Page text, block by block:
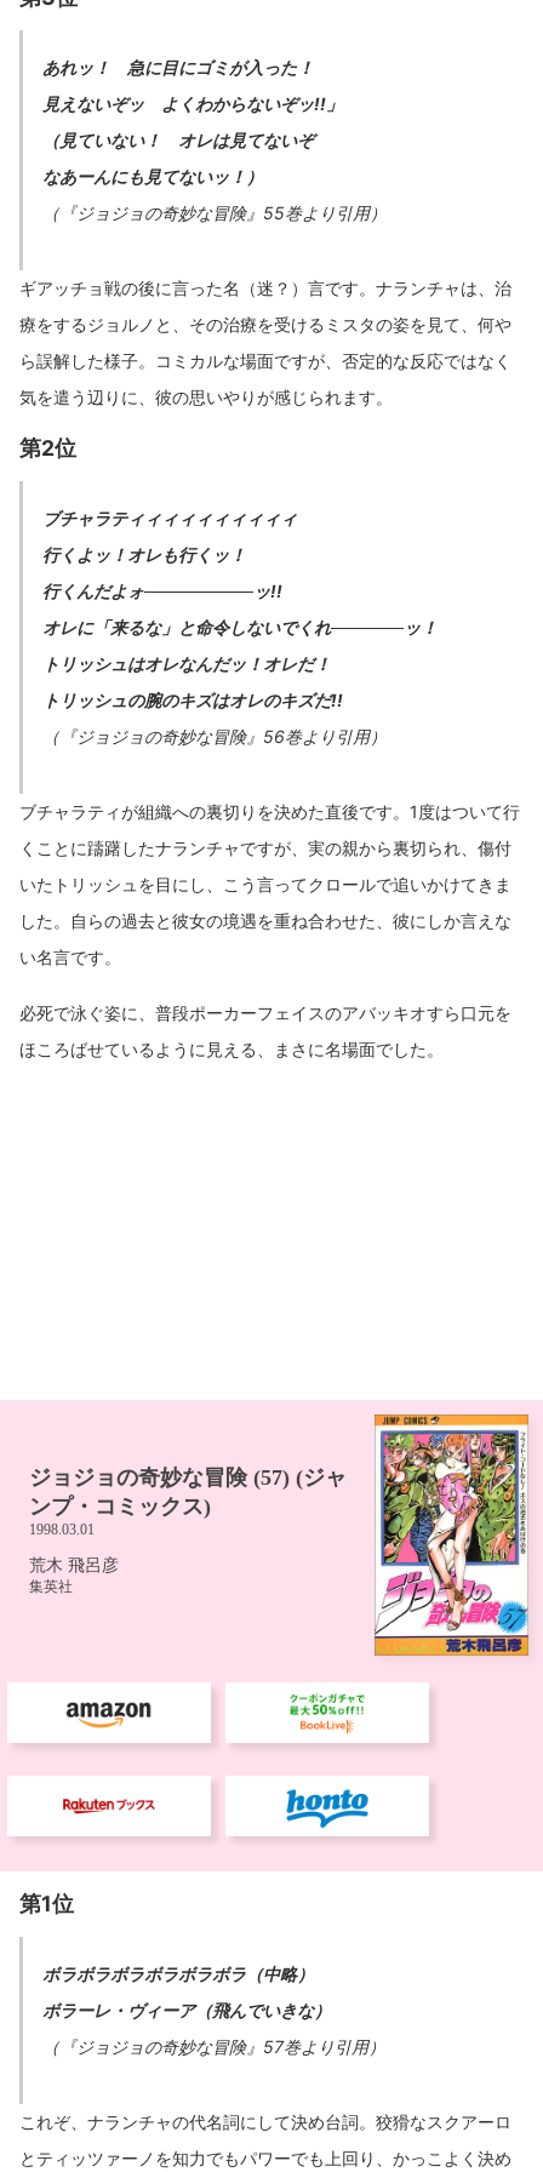
あれッ！ 急に目にゴミが入った！
見えないぞッ よくわからないぞッ!!」
（見ていない！ オレは見てないぞ
なあーんにも見てないッ！）
（『ジョジョの奇妙な冒険』55巻より引用）
ギアッチョ戦の後に言った名（迷？）言です。ナランチャは、治
療をするジョルノと、その治療を受けるミスタの姿を見て、何や
ら誤解した様子。コミカルな場面ですが、否定的な反応ではなく
気を遣う辺りに、彼の思いやりが感じられます。
第2位
ブチャラティィィィィィィィィィ
行くよッ！オレも行くッ！
行くんだよォ─────────ッ!!
オレに「来るな」と命令しないでくれ──────ッ！
トリッシュはオレなんだッ！オレだ！
トリッシュの腕のキズはオレのキズだ!!
（『ジョジョの奇妙な冒険』56巻より引用）
ブチャラティが組織への裏切りを決めた直後です。1度はついて行
くことに躊躇したナランチャですが、実の親から裏切られ、傷付
いたトリッシュを目にし、こう言ってクロールで追いかけてきま
した。自らの過去と彼女の境遇を重ね合わせた、彼にしか言えな
い名言です。
必死で泳ぐ姿に、普段ポーカーフェイスのアバッキオすら口元を
ほころばせているように見える、まさに名場面でした。
第1位
ボラボラボラボラボラボラ（中略）
ボラーレ・ヴィーア（飛んでいきな）
（『ジョジョの奇妙な冒険』57巻より引用）
これぞ、ナランチャの代名詞にして決め台詞。狡猾なスクアーロ
とティッツァーノを知力でもパワーでも上回り、かっこよく決め